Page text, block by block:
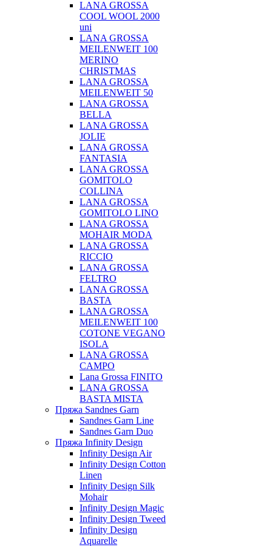
LANA GROSSA
COOL WOOL 2000
uni
LANA GROSSA
MEILENWEIT 100
MERINO
CHRISTMAS
LANA GROSSA
MEILENWEIT 50
LANA GROSSA
BELLA
LANA GROSSA
JOLIE
LANA GROSSA
FANTASIA
LANA GROSSA
GOMITOLO
COLLINA
LANA GROSSA
GOMITOLO LINO
LANA GROSSA
MOHAIR MODA
LANA GROSSA
RICCIO
LANA GROSSA
FELTRO
LANA GROSSA
BASTA
LANA GROSSA
MEILENWEIT 100
COTONE VEGANO
ISOLA
LANA GROSSA
CAMPO
Lana Grossa FINITO
LANA GROSSA
BASTA MISTA
Пряжа Sandnes Garn
Sandnes Garn Line
Sandnes Garn Duo
Пряжа Infinity Design
Infinity Design Air
Infinity Design Cotton
Linen
Infinity Design Silk
Mohair
Infinity Design Magic
Infinity Design Tweed
Infinity Design
Aquarelle